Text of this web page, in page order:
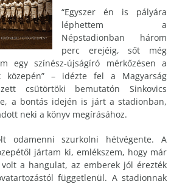
“Egyszer én is pályára
léphettem a
Népstadionban három
perc erejéig, sőt még
egy színész-újságíró mérkőzésen a
közepén” – idézte fel a Magyarság
csütörtöki bemutatón Sinkovics
a bontás idején is járt a stadionban,
neki a könyv megírásához.
odamenni szurkolni hétvégente. A
jártam ki, emlékszem, hogy már
a hangulat, az emberek jól érezték
függetlenül. A stadionnak